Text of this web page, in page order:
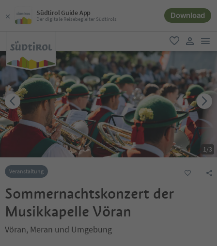
Südtirol Guide App
Der digitale Reisebegleiter Südtirols Download
favorit
user link
1/3
Veranstaltung
Sommernachtskonzert der
Musikkapelle Vöran
Vöran, Meran und Umgebung